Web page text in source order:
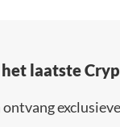
laatste